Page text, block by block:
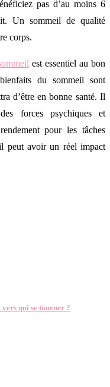
pas d’au moins 6
Un sommeil de qualité
corps.
est essentiel au bon
du sommeil sont
d’être en bonne santé. Il
forces psychiques et
pour les tâches
peut avoir un réel impact
qui se tourner ?